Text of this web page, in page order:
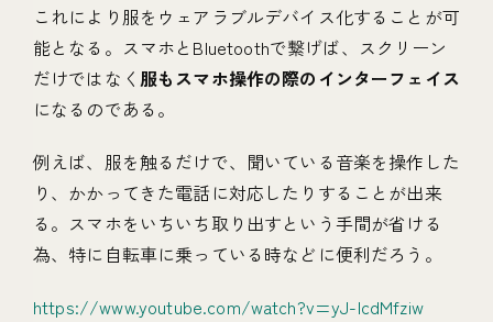
これにより服をウェアラブルデバイス化することが可
能となる。スマホとBluetoothで繋げば、スクリーン
だけではなく 服もスマホ操作の際のインターフェイス
になるのである。
例えば、服を触るだけで、聞いている音楽を操作した
り、かかってきた電話に対応したりすることが出来
る。スマホをいちいち取り出すという手間が省ける
為、特に自転車に乗っている時などに便利だろう。
https://www.youtube.com/watch?v=yJ-lcdMfziw